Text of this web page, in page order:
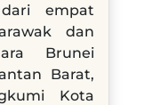
empat
dan
Brunei
Barat,
Kota